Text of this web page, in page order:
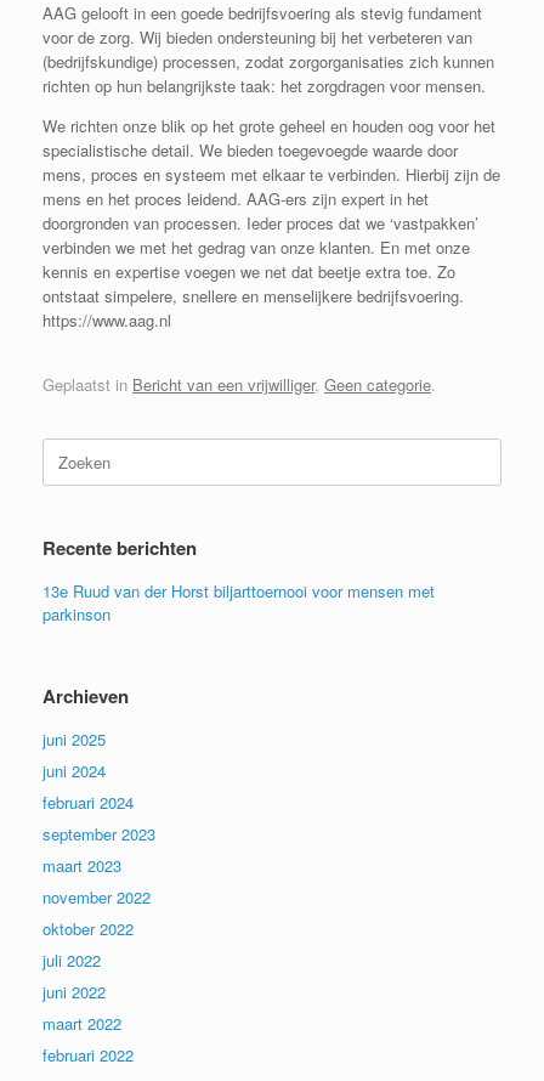
AAG gelooft in een goede bedrijfsvoering als stevig fundament
voor de zorg. Wij bieden ondersteuning bij het verbeteren van
(bedrijfskundige) processen, zodat zorgorganisaties zich kunnen
richten op hun belangrijkste taak: het zorgdragen voor mensen.
We richten onze blik op het grote geheel en houden oog voor het
specialistische detail. We bieden toegevoegde waarde door
mens, proces en systeem met elkaar te verbinden. Hierbij zijn de
mens en het proces leidend. AAG-ers zijn expert in het
doorgronden van processen. Ieder proces dat we ‘vastpakken’
verbinden we met het gedrag van onze klanten. En met onze
kennis en expertise voegen we net dat beetje extra toe. Zo
ontstaat simpelere, snellere en menselijkere bedrijfsvoering.
https://www.aag.nl
Geplaatst in Bericht van een vrijwilliger, Geen categorie.
Zoeken
naar:
Recente berichten
13e Ruud van der Horst biljarttoernooi voor mensen met
parkinson
Archieven
juni 2025
juni 2024
februari 2024
september 2023
maart 2023
november 2022
oktober 2022
juli 2022
juni 2022
maart 2022
februari 2022